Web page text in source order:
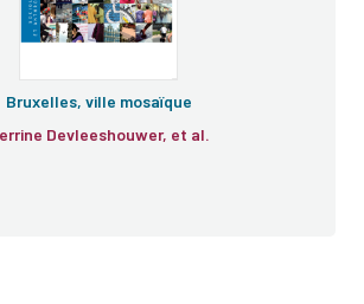
Bruxelles, ville mosaïque
Perrine Devleeshouwer, et al.